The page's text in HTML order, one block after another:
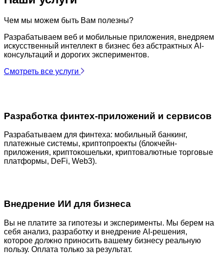
Чем мы можем быть Вам полезны?
Разрабатываем веб и мобильные приложения, внедряем
искусственный интеллект в бизнес без абстрактных AI-
консультаций и дорогих экспериментов.
Смотреть все услуги
Разработка финтех-приложений и сервисов
Разрабатываем для финтеха: мобильный банкинг,
платежные системы, криптопроекты (блокчейн-
приложения, криптокошельки, криптовалютные торговые
платформы, DeFi, Web3).
Внедрение ИИ для бизнеса
Вы не платите за гипотезы и эксперименты. Мы берем на
себя анализ, разработку и внедрение AI-решения,
которое должно приносить вашему бизнесу реальную
пользу. Оплата только за результат.